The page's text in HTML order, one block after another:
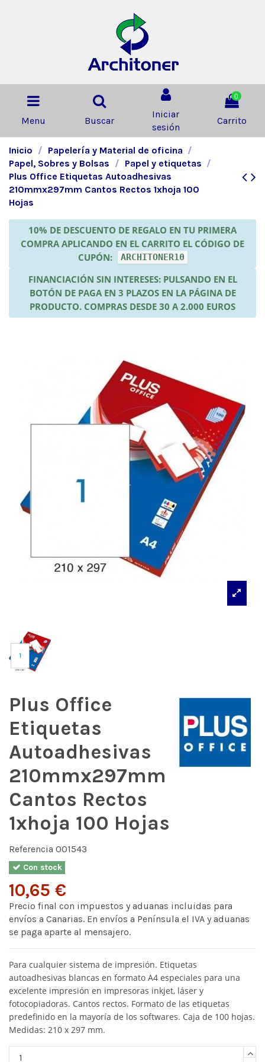
Menu Buscar
Iniciar
sesión
0
Carrito
Inicio
Papelería y Material de oficina
Papel, Sobres y Bolsas
Papel y etiquetas
Plus Office Etiquetas Autoadhesivas
210mmx297mm Cantos Rectos 1xhoja 100
Hojas
10% DE DESCUENTO DE REGALO EN TU PRIMERA
COMPRA APLICANDO EN EL CARRITO EL CÓDIGO DE
CUPÓN:
ARCHITONER10
FINANCIACIÓN SIN INTERESES: PULSANDO EN EL
BOTÓN DE PAGA EN 3 PLAZOS EN LA PÁGINA DE
PRODUCTO. COMPRAS DESDE 30 A 2.000 EUROS
Plus Office
Etiquetas
Autoadhesivas
210mmx297mm
Cantos Rectos
1xhoja 100 Hojas
Referencia 001543
Con stock
10,65 €
Precio final con impuestos y aduanas incluidas para
envíos a Canarias. En envíos a Península el IVA y aduanas
se paga aparte al mensajero.
Para cualquier sistema de impresión. Etiquetas
autoadhesivas blancas en formato A4 especiales para una
excelente impresión en impresoras inkjet, láser y
fotocopiadoras. Cantos rectos. Formato de las etiquetas
predefinido en la mayoría de los softwares. Caja de 100 hojas.
Medidas: 210 x 297 mm.